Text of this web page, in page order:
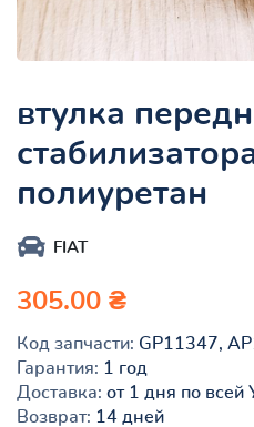
втулка
полиуретан
FIAT
305.00 ₴
Код запчасти: GP11347,
Гарантия: 1 год
Доставка: от 1 дня по всей
Возврат: 14 дней